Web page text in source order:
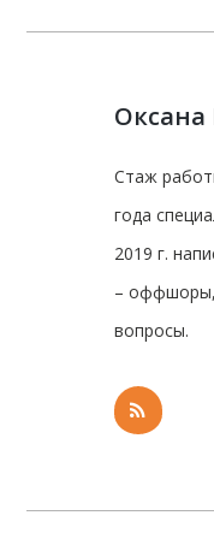
Оксана
Стаж
года
2019 г.
– оффшоры,
вопросы.